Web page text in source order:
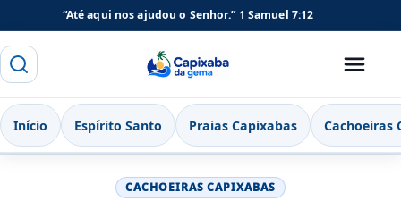
“Até aqui nos ajudou o Senhor.” 1 Samuel 7:12
Buscar Capixaba da Gema
Menu
Início Espírito Santo Praias Capixabas Cachoeiras
CACHOEIRAS CAPIXABAS